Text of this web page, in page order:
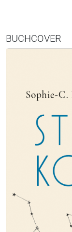
BUCHCOVER